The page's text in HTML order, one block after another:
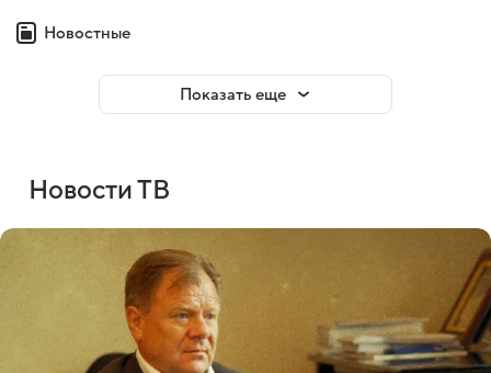
Новостные
Показать еще
Новости ТВ